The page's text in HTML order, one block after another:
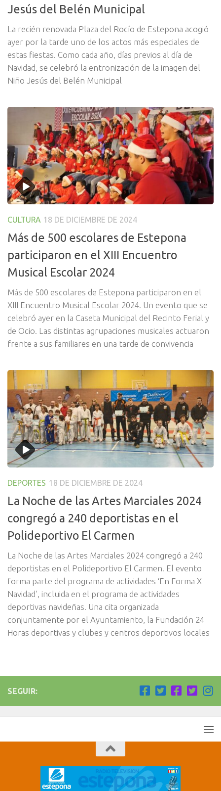
Jesús del Belén Municipal
La recién renovada Plaza del Rocío de Estepona acogió
ayer por la tarde uno de los actos más especiales de
estas fiestas. Como cada año, días previos al día de
Navidad, se celebró la entronización de la imagen del
Niño Jesús del Belén Municipal
CULTURA 18 DE DICIEMBRE DE 2024
Más de 500 escolares de Estepona
participaron en el XIII Encuentro
Musical Escolar 2024
Más de 500 escolares de Estepona participaron en el
XIII Encuentro Musical Escolar 2024. Un evento que se
celebró ayer en la Caseta Municipal del Recinto Ferial y
de Ocio. Las distintas agrupaciones musicales actuaron
frente a sus familiares en una tarde de convivencia
DEPORTES 18 DE DICIEMBRE DE 2024
La Noche de las Artes Marciales 2024
congregó a 240 deportistas en el
Polideportivo El Carmen
La Noche de las Artes Marciales 2024 congregó a 240
deportistas en el Polideportivo El Carmen. El evento
forma parte del programa de actividades ‘En Forma X
Navidad’, incluida en el programa de actividades
deportivas navideñas. Una cita organizada
conjuntamente por el Ayuntamiento, la Fundación 24
Horas deportivas y clubes y centros deportivos locales
SEGUIR: